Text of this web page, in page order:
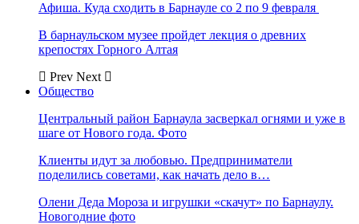
Афиша. Куда сходить в Барнауле со 2 по 9 февраля
В барнаульском музее пройдет лекция о древних
крепостях Горного Алтая
Prev Next
Общество
Центральный район Барнаула засверкал огнями и уже в
шаге от Нового года. Фото
Клиенты идут за любовью. Предприниматели
поделились советами, как начать дело в…
Олени Деда Мороза и игрушки «скачут» по Барнаулу.
Новогодние фото